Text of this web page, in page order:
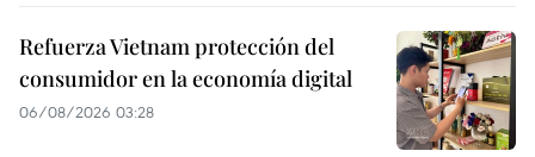
Refuerza Vietnam protección del
consumidor en la economía digital
06/08/2026 03:28